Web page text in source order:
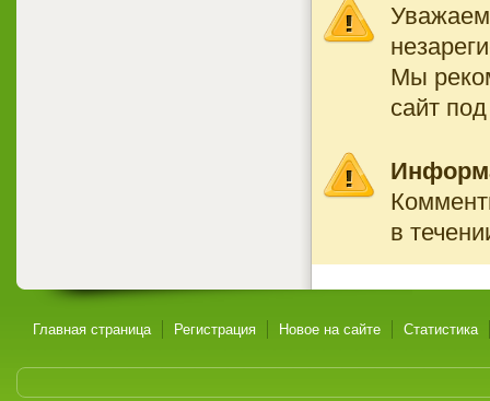
Мы
сайт
в
Главная страница Регистрация Новое на сайте Статистика